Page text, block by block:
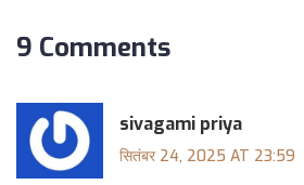
9 Comments
sivagami priya
सितंबर 24, 2025 AT 23:59